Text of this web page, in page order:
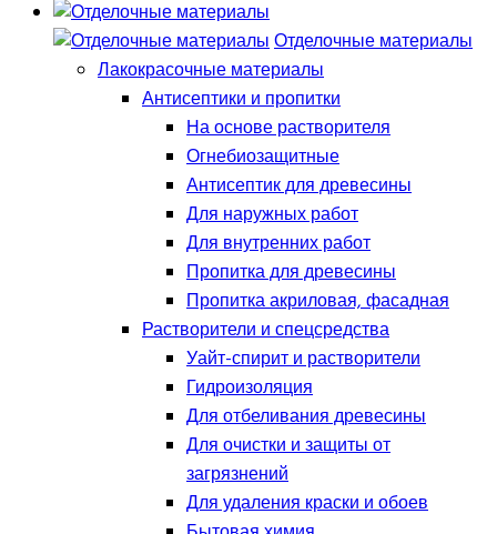
Отделочные материалы
Лакокрасочные материалы
Антисептики и пропитки
На основе растворителя
Огнебиозащитные
Антисептик для древесины
Для наружных работ
Для внутренних работ
Пропитка для древесины
Пропитка акриловая, фасадная
Растворители и спецсредства
Уайт-спирит и растворители
Гидроизоляция
Для отбеливания древесины
Для очистки и защиты от
загрязнений
Для удаления краски и обоев